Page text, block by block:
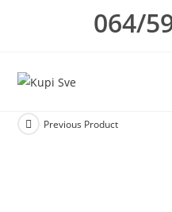
064/
Previous Product